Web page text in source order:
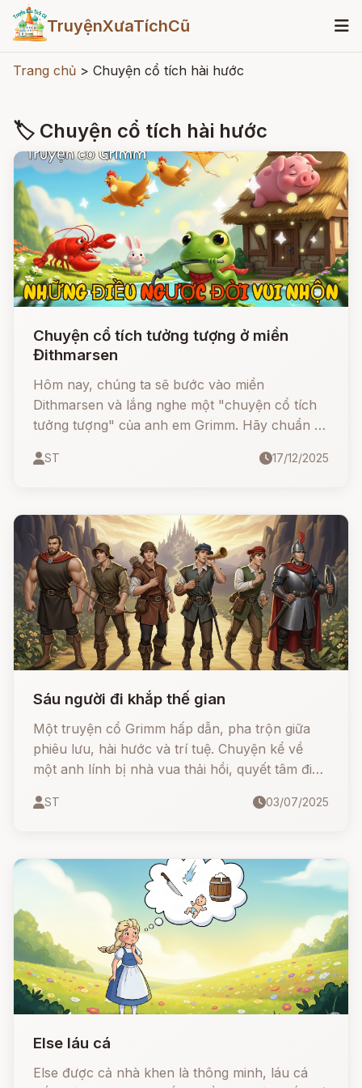
TruyệnXưaTíchCũ
Trang chủ > Chuyện cổ tích hài hước
🏷 Chuyện cổ tích hài hước
Chuyện cổ tích tưởng tượng ở miền
Đithmarsen
Hôm nay, chúng ta sẽ bước vào miền
Dithmarsen và lắng nghe một "chuyện cổ tích
tưởng tượng" của anh em Grimm. Hãy chuẩn bị
ngược lại mọi quy luật tự nhiên!
ST 17/12/2025
Sáu người đi khắp thế gian
Một truyện cổ Grimm hấp dẫn, pha trộn giữa
phiêu lưu, hài hước và trí tuệ. Chuyện kể về
một anh lính bị nhà vua thải hồi, quyết tâm đi
đường đi, anh kết bạn với 5 người kỳ lạ – mỗi
ST 03/07/2025
Else láu cá
Else được cả nhà khen là thông minh, láu cá